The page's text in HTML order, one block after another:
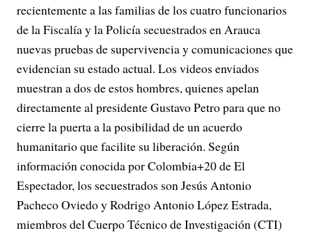
recientemente a las familias de los cuatro funcionarios
de la Fiscalía y la Policía secuestrados en Arauca
nuevas pruebas de supervivencia y comunicaciones que
evidencian su estado actual. Los videos enviados
muestran a dos de estos hombres, quienes apelan
directamente al presidente Gustavo Petro para que no
cierre la puerta a la posibilidad de un acuerdo
humanitario que facilite su liberación. Según
información conocida por Colombia+20 de El
Espectador, los secuestrados son Jesús Antonio
Pacheco Oviedo y Rodrigo Antonio López Estrada,
miembros del Cuerpo Técnico de Investigación (CTI)